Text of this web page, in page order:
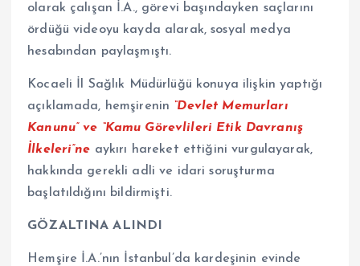
olarak çalışan İ.A., görevi başındayken saçlarını
ördüğü videoyu kayda alarak, sosyal medya
hesabından paylaşmıştı.
Kocaeli İl Sağlık Müdürlüğü konuya ilişkin yaptığı
açıklamada, hemşirenin “Devlet Memurları
Kanunu” ve “Kamu Görevlileri Etik Davranış
İlkeleri”ne aykırı hareket ettiğini vurgulayarak,
hakkında gerekli adli ve idari soruşturma
başlatıldığını bildirmişti.
GÖZALTINA ALINDI
Hemşire İ.A.’nın İstanbul’da kardeşinin evinde